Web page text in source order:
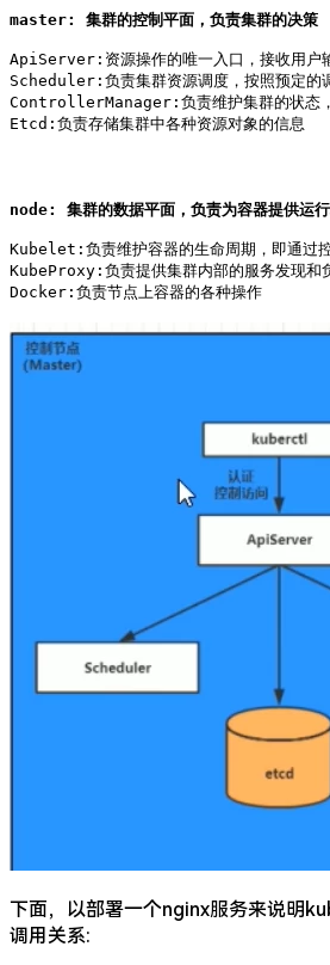
ApiServer:资源操作的唯一入口，接收用户
Scheduler:负责集群资源调度，按照预定的
ControllerManager:负责维护集群的状态，
node: 集群的数据平面，负责为容器提供运
Kubelet:负责维护容器的生命周期，即通过
KubeProxy:负责提供集群内部的服务发现和
Docker:负责节点上容器的各种操作
下面，以部署一个nginx服务来说明
调用关系: